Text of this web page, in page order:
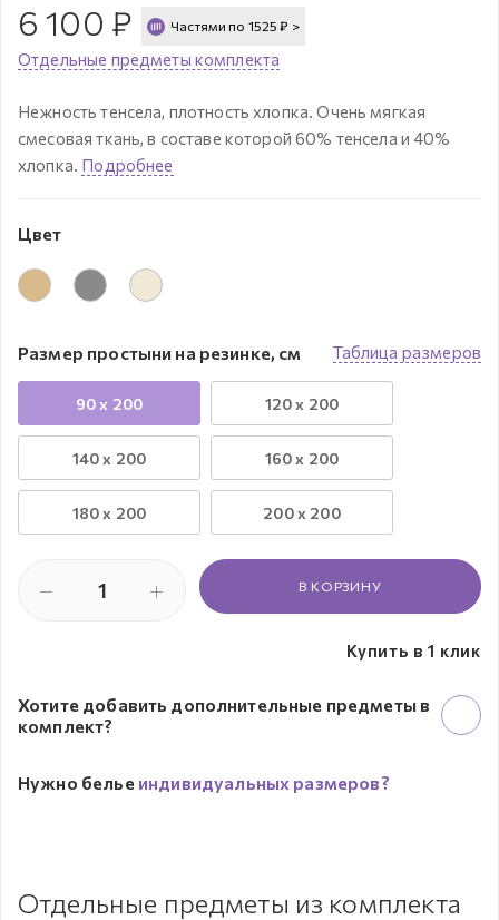
6 100 ₽ Частями по 1525 ₽ >
Отдельные предметы комплекта
Нежность тенсела, плотность хлопка. Очень мягкая
смесовая ткань, в составе которой 60% тенсела и 40%
хлопка. Подробнее
Цвет
Таблица размеров
Размер простыни на резинке, см
90 x 200 120 x 200
140 x 200 160 x 200
180 x 200 200 x 200
В КОРЗИНУ
Купить в 1 клик
Хотите добавить дополнительные предметы в
комплект?
Нужно белье индивидуальных размеров?
Отдельные предметы из комплекта